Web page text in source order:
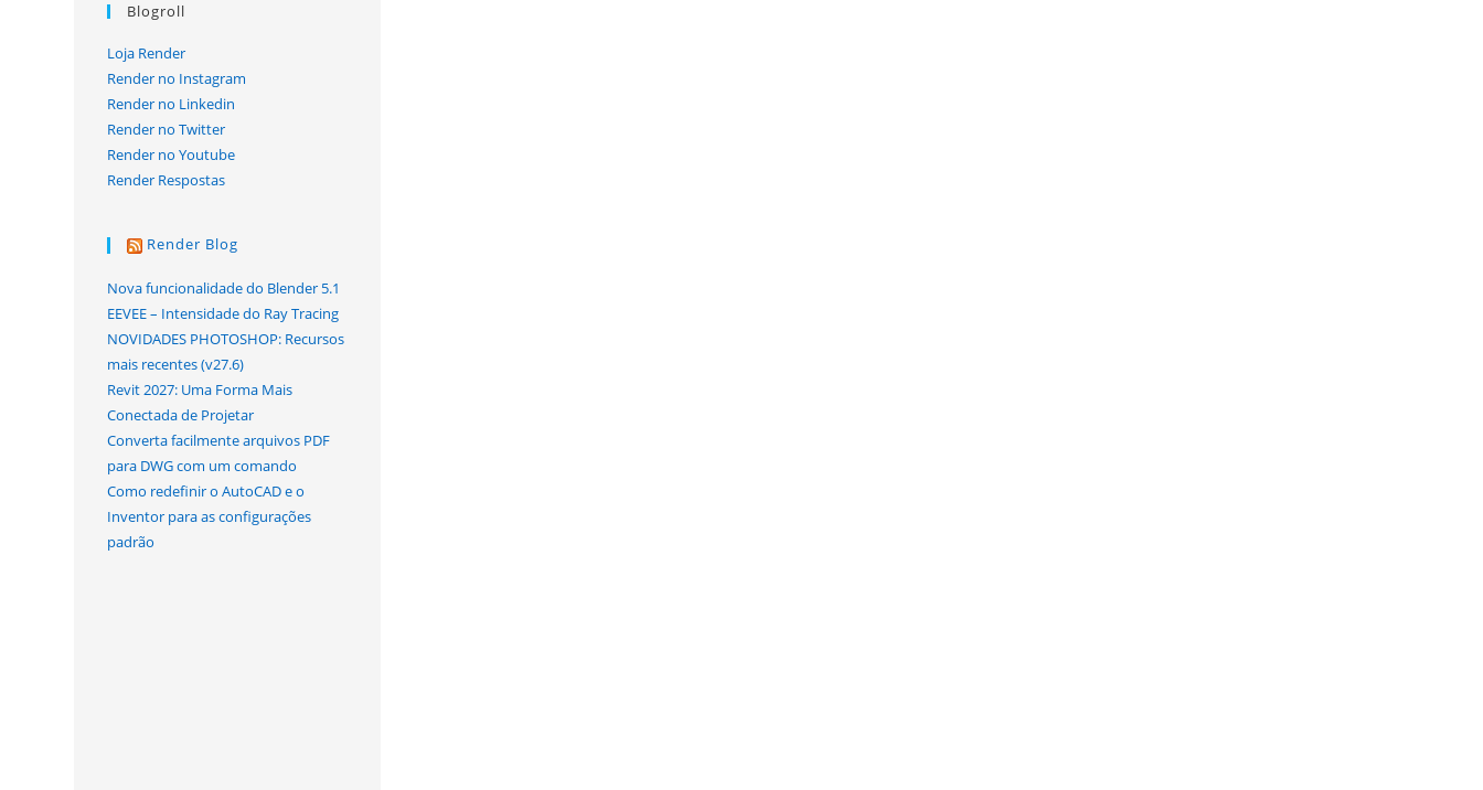
Blogroll
Loja Render
Render no Instagram
Render no Linkedin
Render no Twitter
Render no Youtube
Render Respostas
Render Blog
Nova funcionalidade do Blender 5.1
EEVEE – Intensidade do Ray Tracing
NOVIDADES PHOTOSHOP: Recursos
mais recentes (v27.6)
Revit 2027: Uma Forma Mais
Conectada de Projetar
Converta facilmente arquivos PDF
para DWG com um comando
Como redefinir o AutoCAD e o
Inventor para as configurações
padrão